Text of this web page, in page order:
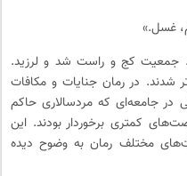
غسل.»
جمعیت کج و راست شد و لرزید.
شدند. در رمان جنایات و مکافات
در جامعه‌ای که مردسالاری حاکم
کمتری برخوردار بودند. این
مختلف رمان به وضوح دیده